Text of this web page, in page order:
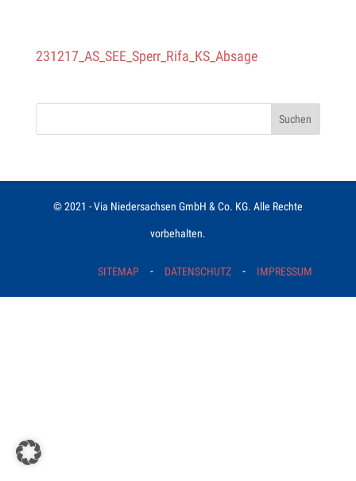
231217_AS_SEE_Sperr_Rifa_KS_Absage
© 2021 - Via Niedersachsen GmbH & Co. KG. Alle Rechte
vorbehalten.
SITEMAP - DATENSCHUTZ - IMPRESSUM